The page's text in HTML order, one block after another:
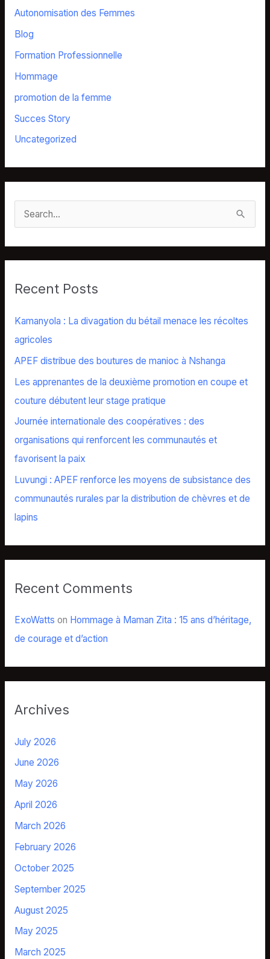
Autonomisation des Femmes
Blog
Formation Professionnelle
Hommage
promotion de la femme
Succes Story
Uncategorized
c
r
:
Recent Posts
Kamanyola : La divagation du bétail menace les récoltes
agricoles
APEF distribue des boutures de manioc à Nshanga
Les apprenantes de la deuxième promotion en coupe et
couture débutent leur stage pratique
Journée internationale des coopératives : des
organisations qui renforcent les communautés et
favorisent la paix
Luvungi : APEF renforce les moyens de subsistance des
communautés rurales par la distribution de chèvres et de
lapins
Recent Comments
ExoWatts on Hommage à Maman Zita : 15 ans d’héritage,
de courage et d’action
Archives
July 2026
June 2026
May 2026
April 2026
March 2026
February 2026
October 2025
September 2025
August 2025
May 2025
March 2025